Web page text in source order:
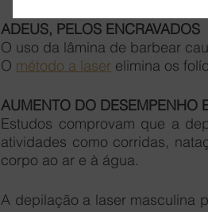
ADEUS, PELOS ENCRAVADOS
O uso da lâmina de barbear
O método a laser elimina os
AUMENTO DO DESEMPENHO
Estudos comprovam que a
atividades como corridas,
corpo ao ar e à água.
A depilação a laser masculina